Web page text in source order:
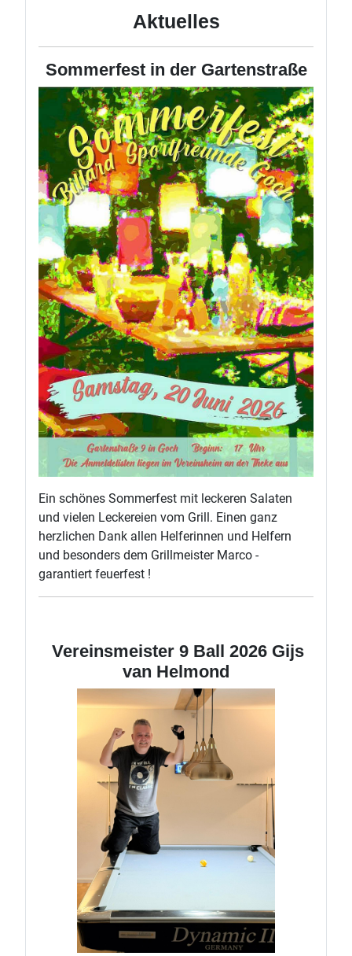
Aktuelles
Sommerfest in der Gartenstraße
Ein schönes Sommerfest mit leckeren Salaten
und vielen Leckereien vom Grill. Einen ganz
herzlichen Dank allen Helferinnen und Helfern
und besonders dem Grillmeister Marco -
garantiert feuerfest !
Vereinsmeister 9 Ball 2026 Gijs
van Helmond